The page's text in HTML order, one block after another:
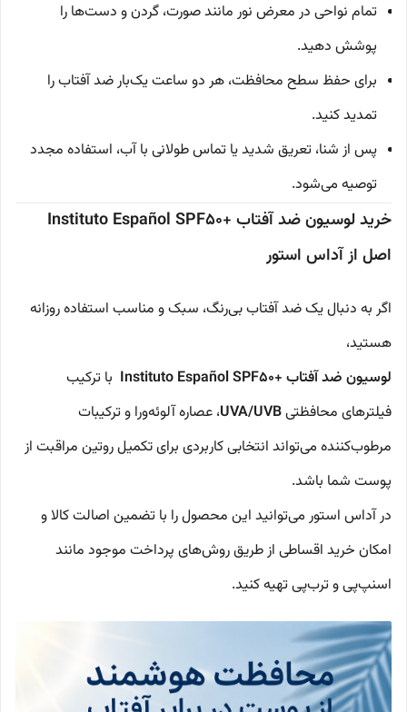
تمام نواحی در معرض نور مانند صورت، گردن و دست‌ها را
پوشش دهید.
برای حفظ سطح محافظت، هر دو ساعت یک‌بار ضد آفتاب را
تمدید کنید.
پس از شنا، تعریق شدید یا تماس طولانی با آب، استفاده مجدد
توصیه می‌شود.
خرید لوسیون ضد آفتاب +Instituto Español SPF50
اصل از آداس استور
اگر به دنبال یک ضد آفتاب بی‌رنگ، سبک و مناسب استفاده روزانه
هستید،
لوسیون ضد آفتاب +Instituto Español SPF50
با ترکیب
فیلترهای محافظتیUVA/UVB، عصاره آلوئه‌ورا و ترکیبات
مرطوب‌کننده می‌تواند انتخابی کاربردی برای تکمیل روتین مراقبت از
پوست شما باشد.
در آداس استور می‌توانید این محصول را با تضمین اصالت کالا و
امکان خرید اقساطی از طریق روش‌های پرداخت موجود مانند
اسنپ‌پی و ترب‌پی تهیه کنید.